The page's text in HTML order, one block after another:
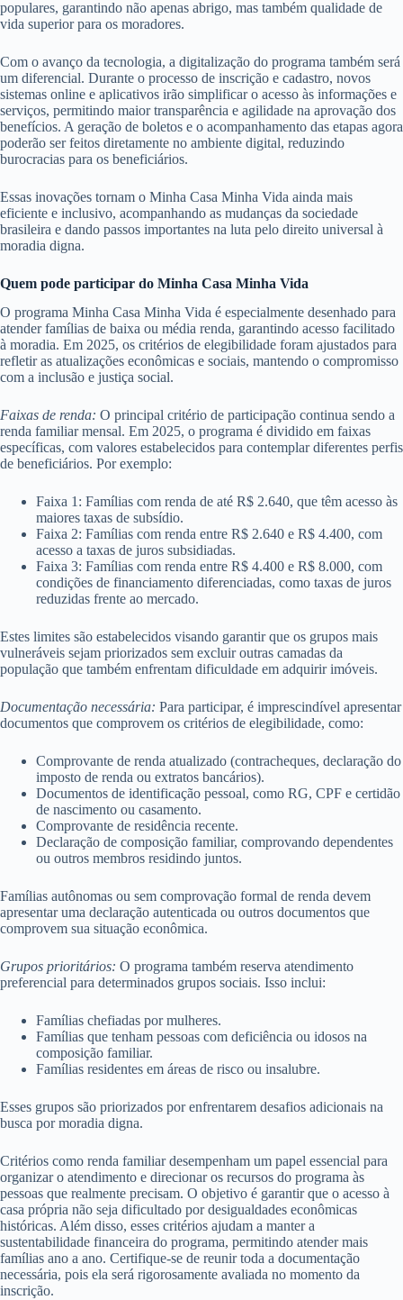
populares, garantindo não apenas abrigo, mas também qualidade de
vida superior para os moradores.
Com o avanço da tecnologia, a digitalização do programa também será
um diferencial. Durante o processo de inscrição e cadastro, novos
sistemas online e aplicativos irão simplificar o acesso às informações e
serviços, permitindo maior transparência e agilidade na aprovação dos
benefícios. A geração de boletos e o acompanhamento das etapas agora
poderão ser feitos diretamente no ambiente digital, reduzindo
burocracias para os beneficiários.
Essas inovações tornam o Minha Casa Minha Vida ainda mais
eficiente e inclusivo, acompanhando as mudanças da sociedade
brasileira e dando passos importantes na luta pelo direito universal à
moradia digna.
Quem pode participar do Minha Casa Minha Vida
O programa Minha Casa Minha Vida é especialmente desenhado para
atender famílias de baixa ou média renda, garantindo acesso facilitado
à moradia. Em 2025, os critérios de elegibilidade foram ajustados para
refletir as atualizações econômicas e sociais, mantendo o compromisso
com a inclusão e justiça social.
Faixas de renda: O principal critério de participação continua sendo a
renda familiar mensal. Em 2025, o programa é dividido em faixas
específicas, com valores estabelecidos para contemplar diferentes perfis
de beneficiários. Por exemplo:
Faixa 1: Famílias com renda de até R$ 2.640, que têm acesso às
maiores taxas de subsídio.
Faixa 2: Famílias com renda entre R$ 2.640 e R$ 4.400, com
acesso a taxas de juros subsidiadas.
Faixa 3: Famílias com renda entre R$ 4.400 e R$ 8.000, com
condições de financiamento diferenciadas, como taxas de juros
reduzidas frente ao mercado.
Estes limites são estabelecidos visando garantir que os grupos mais
vulneráveis sejam priorizados sem excluir outras camadas da
população que também enfrentam dificuldade em adquirir imóveis.
Documentação necessária: Para participar, é imprescindível apresentar
documentos que comprovem os critérios de elegibilidade, como:
Comprovante de renda atualizado (contracheques, declaração do
imposto de renda ou extratos bancários).
Documentos de identificação pessoal, como RG, CPF e certidão
de nascimento ou casamento.
Comprovante de residência recente.
Declaração de composição familiar, comprovando dependentes
ou outros membros residindo juntos.
Famílias autônomas ou sem comprovação formal de renda devem
apresentar uma declaração autenticada ou outros documentos que
comprovem sua situação econômica.
Grupos prioritários: O programa também reserva atendimento
preferencial para determinados grupos sociais. Isso inclui:
Famílias chefiadas por mulheres.
Famílias que tenham pessoas com deficiência ou idosos na
composição familiar.
Famílias residentes em áreas de risco ou insalubre.
Esses grupos são priorizados por enfrentarem desafios adicionais na
busca por moradia digna.
Critérios como renda familiar desempenham um papel essencial para
organizar o atendimento e direcionar os recursos do programa às
pessoas que realmente precisam. O objetivo é garantir que o acesso à
casa própria não seja dificultado por desigualdades econômicas
históricas. Além disso, esses critérios ajudam a manter a
sustentabilidade financeira do programa, permitindo atender mais
famílias ano a ano. Certifique-se de reunir toda a documentação
necessária, pois ela será rigorosamente avaliada no momento da
inscrição.